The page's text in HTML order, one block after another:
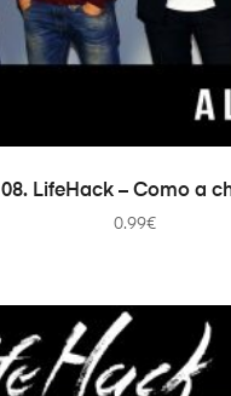
ADICIONAR
08. LifeHack – Como a
0.99€